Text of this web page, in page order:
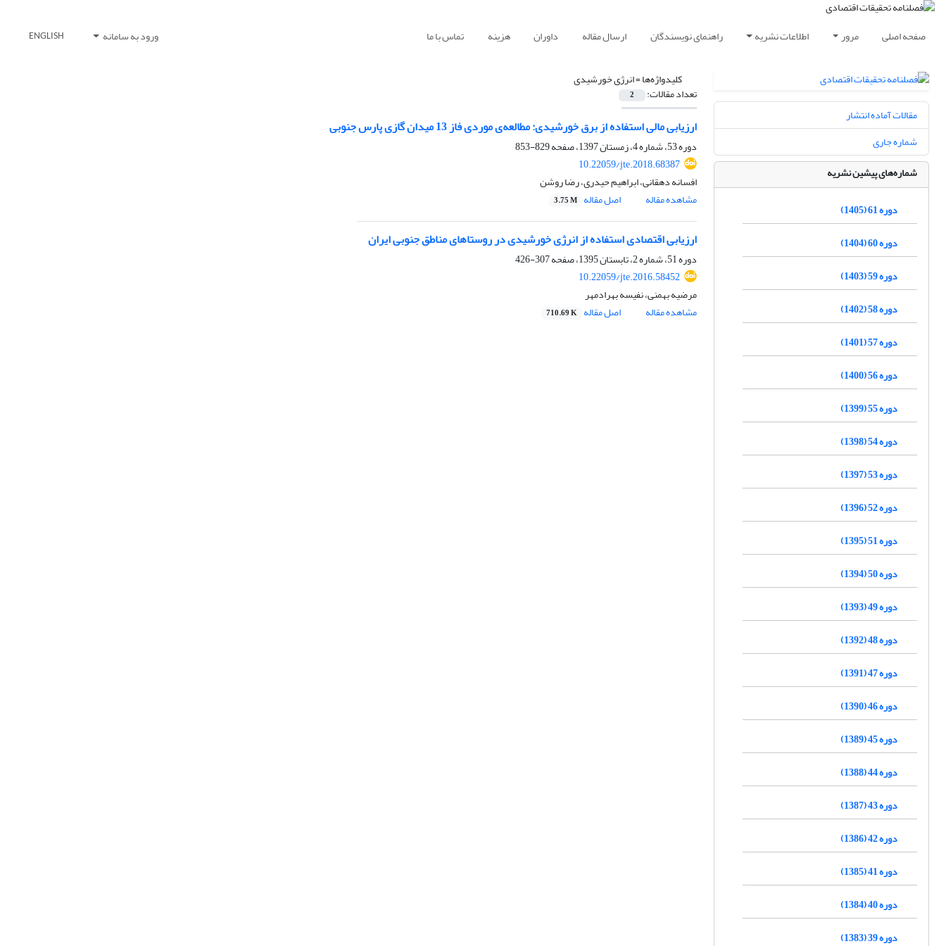
صفحه اصلی مرور اطلاعات نشریه راهنمای نویسندگان ارسال مقاله داوران هزینه تماس با ما ورود به سامانه ENGLISH
کلیدواژه‌ها =انرژی خورشیدی
تعداد مقالات: 2
ارزیابی مالی استفاده از برق خورشیدی: مطالعه‌ی موردی فاز 13 میدان گازی پارس جنوبی
دوره 53، شماره 4، زمستان 1397، صفحه
829-853
10.22059/jte.2018.68387
افسانه دهقانی، ابراهیم حیدری، رضا روشن
مشاهده مقاله
اصل مقاله 3.75 M
ارزیابی اقتصادی استفاده از انرژی خورشیدی در روستاهای مناطق جنوبی ایران
دوره 51، شماره 2، تابستان 1395، صفحه
307-426
10.22059/jte.2016.58452
مرضیه بهمنی، نفیسه بهرادمهر
مشاهده مقاله
اصل مقاله 710.69 K
مقالات آماده انتشار
شماره جاری
شماره‌های پیشین نشریه
دوره 61 (1405)
دوره 60 (1404)
دوره 59 (1403)
دوره 58 (1402)
دوره 57 (1401)
دوره 56 (1400)
دوره 55 (1399)
دوره 54 (1398)
دوره 53 (1397)
دوره 52 (1396)
دوره 51 (1395)
دوره 50 (1394)
دوره 49 (1393)
دوره 48 (1392)
دوره 47 (1391)
دوره 46 (1390)
دوره 45 (1389)
دوره 44 (1388)
دوره 43 (1387)
دوره 42 (1386)
دوره 41 (1385)
دوره 40 (1384)
دوره 39 (1383)